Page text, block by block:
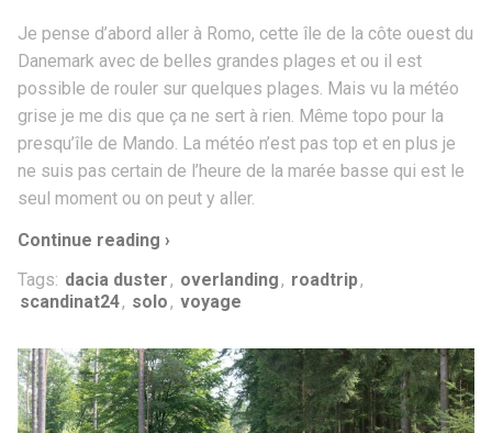
Je pense d’abord aller à Romo, cette île de la côte ouest du
Danemark avec de belles grandes plages et ou il est
possible de rouler sur quelques plages. Mais vu la météo
grise je me dis que ça ne sert à rien. Même topo pour la
presqu’île de Mando. La météo n’est pas top et en plus je
ne suis pas certain de l’heure de la marée basse qui est le
seul moment ou on peut y aller.
Continue reading ›
Tags: dacia duster, overlanding, roadtrip,
scandinat24, solo, voyage